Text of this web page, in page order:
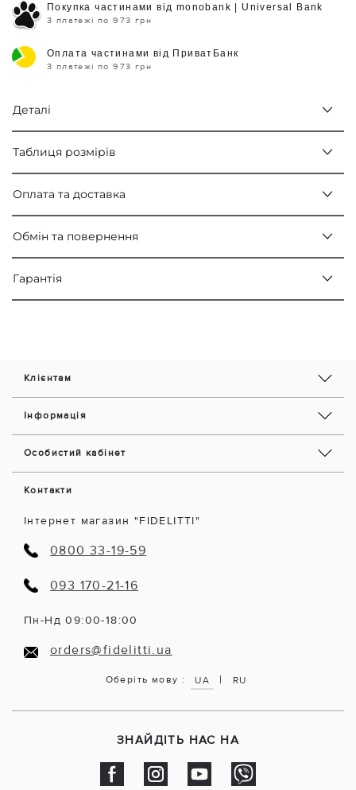
Покупка частинами від monobank | Universal Bank
3 платежі по 973 грн
Оплата частинами від ПриватБанк
3 платежі по 973 грн
Деталі
Таблиця розмірів
Оплата та доставка
Обмін та повернення
Гарантія
Клієнтам
Інформація
Особистий кабінет
Контакти
Інтернет магазин "FIDELITTI"
0800 33-19-59
093 170-21-16
Пн-Нд 09:00-18:00
orders@fidelitti.ua
Оберіть мову : UA | RU
ЗНАЙДІТЬ НАС НА